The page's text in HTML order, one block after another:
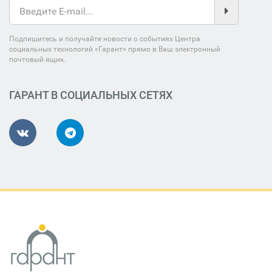
Подпишитесь и получайте новости о событиях Центра
социальных технологий «Гарант» прямо в Ваш электронный
почтовый ящик.
ГАРАНТ В СОЦИАЛЬНЫХ СЕТЯХ